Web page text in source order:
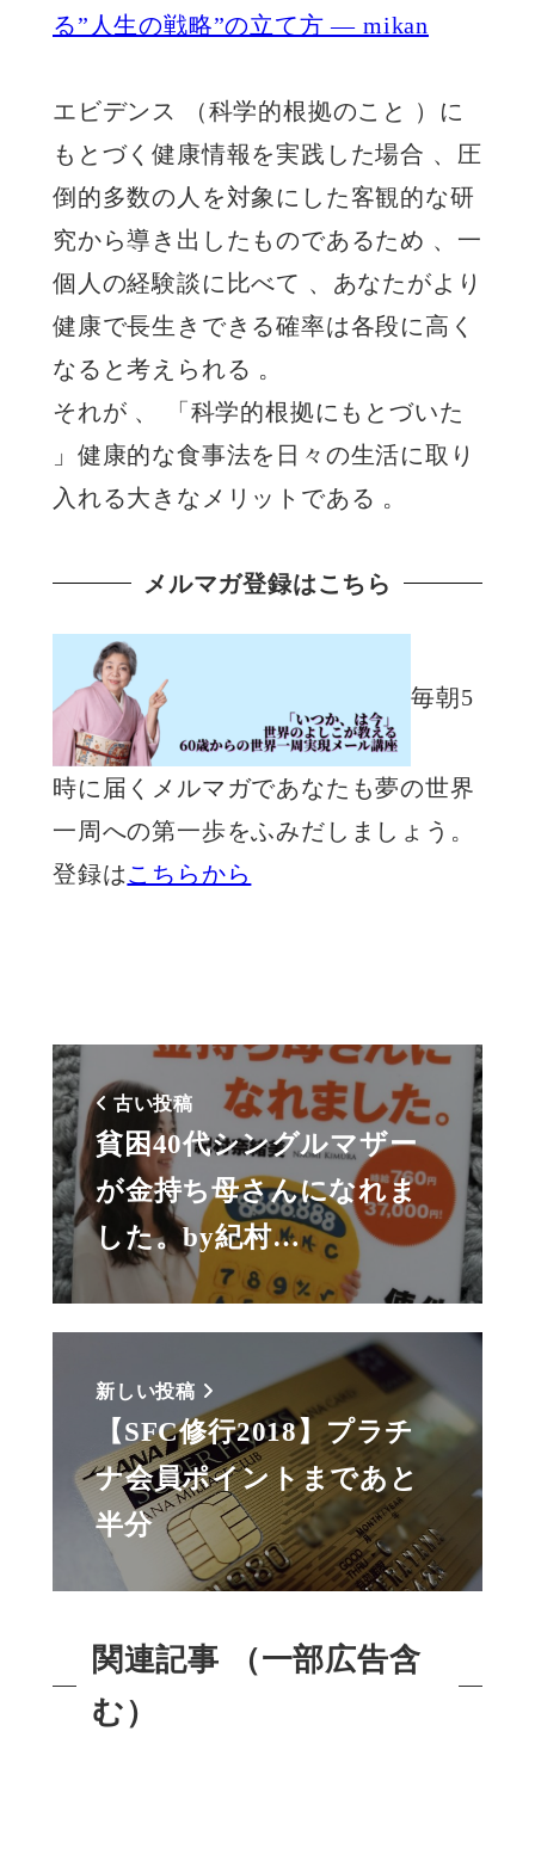
る”人生の戦略”の立て方 — mikan
エビデンス （科学的根拠のこと ）に
もとづく健康情報を実践した場合 、圧
倒的多数の人を対象にした客観的な研
究から導き出したものであるため 、一
個人の経験談に比べて 、あなたがより
健康で長生きできる確率は各段に高く
なると考えられる 。
それが 、 「科学的根拠にもとづいた
」健康的な食事法を日々の生活に取り
入れる大きなメリットである 。
メルマガ登録はこちら
毎朝5
時に届くメルマガであなたも夢の世界
一周への第一歩をふみだしましょう。
登録はこちらから
古い投稿
貧困40代シングルマザー
が金持ち母さんになれま
した。by紀村…
新しい投稿
【SFC修行2018】プラチ
ナ会員ポイントまであと
半分
関連記事 （一部広告含
む）